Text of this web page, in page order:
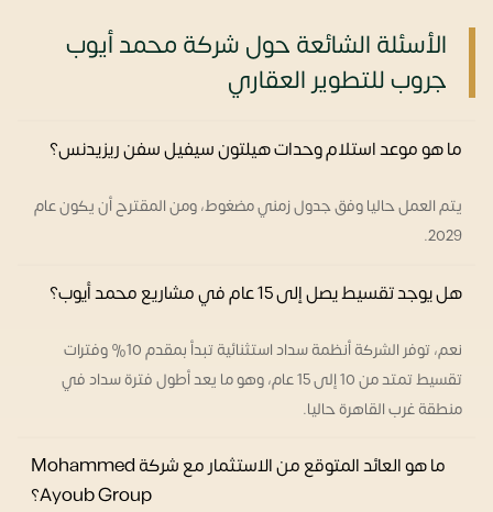
الأسئلة الشائعة حول شركة محمد أيوب
جروب للتطوير العقاري
ما هو موعد استلام وحدات هيلتون سيفيل سفن ريزيدنس؟
يتم العمل حاليا وفق جدول زمني مضغوط، ومن المقترح أن يكون عام
2029.
هل يوجد تقسيط يصل إلى 15 عام في مشاريع محمد أيوب؟
نعم، توفر الشركة أنظمة سداد استثنائية تبدأ بمقدم 10% وفترات
تقسيط تمتد من 10 إلى 15 عام، وهو ما يعد أطول فترة سداد في
منطقة غرب القاهرة حاليا.
ما هو العائد المتوقع من الاستثمار مع شركة Mohammed
Ayoub Group؟